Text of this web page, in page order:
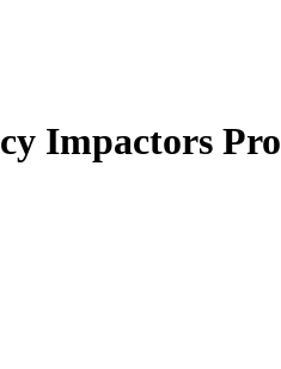
Impactors